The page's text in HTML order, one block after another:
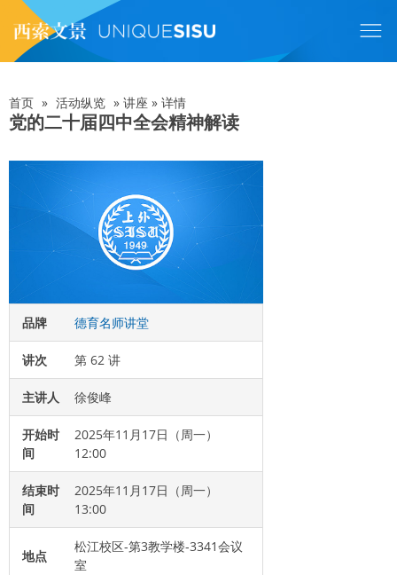
主
内
容面
包
首页 » 活动纵览 » 讲座 » 详情
党的二十届四中全会精神解读
品牌 德育名师讲堂
讲次 第 62 讲
主讲人 徐俊峰
开始时
间
2025年11月17日（周一）
12:00
结束时
间
2025年11月17日（周一）
13:00
地点
松江校区-第3教学楼-3341会议
室